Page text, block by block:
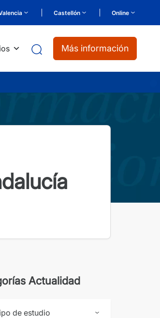
Castellón Online
Más información
Actualidad
de estudio